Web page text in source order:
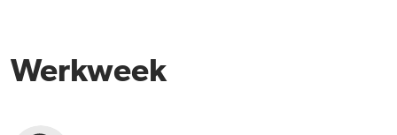
Werkweek